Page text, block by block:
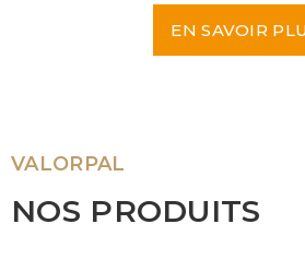
EN SAVOIR
VALORPAL
NOS PRODUITS